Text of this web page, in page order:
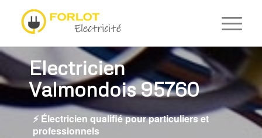
Electricien
Valmondois 95760
⚡ Électricien qualifié pour particuliers et
professionnels